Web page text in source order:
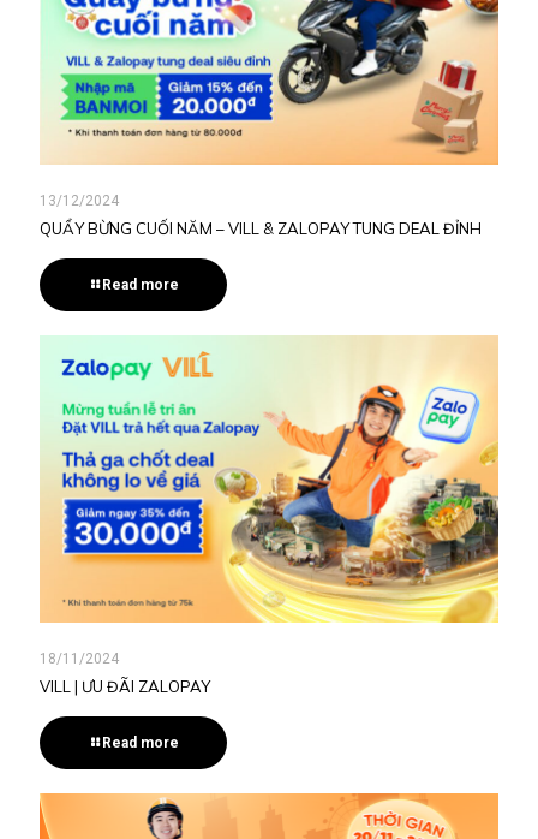
13/12/2024
QUẨY BỪNG CUỐI NĂM – VILL & ZALOPAY TUNG DEAL ĐỈNH
Read more
18/11/2024
VILL | ƯU ĐÃI ZALOPAY
Read more